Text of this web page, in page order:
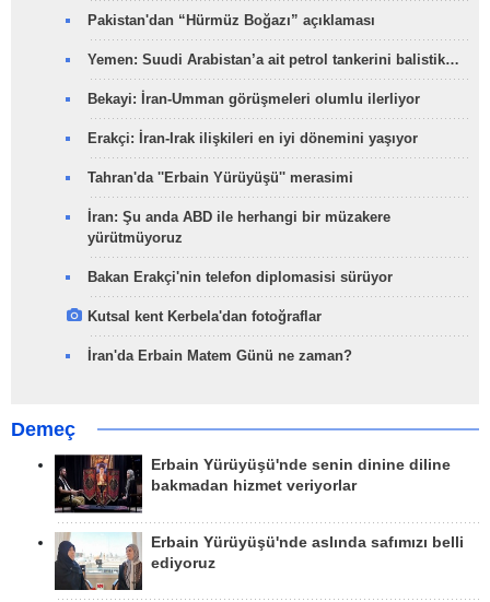
Pakistan'dan “Hürmüz Boğazı” açıklaması
Yemen: Suudi Arabistan’a ait petrol tankerini balistik…
Bekayi: İran-Umman görüşmeleri olumlu ilerliyor
Erakçi: İran-Irak ilişkileri en iyi dönemini yaşıyor
Tahran'da ''Erbain Yürüyüşü'' merasimi
İran: Şu anda ABD ile herhangi bir müzakere
yürütmüyoruz
Bakan Erakçi'nin telefon diplomasisi sürüyor
Kutsal kent Kerbela'dan fotoğraflar
İran'da Erbain Matem Günü ne zaman?
Demeç
Erbain Yürüyüşü'nde senin dinine diline
bakmadan hizmet veriyorlar
Erbain Yürüyüşü'nde aslında safımızı belli
ediyoruz